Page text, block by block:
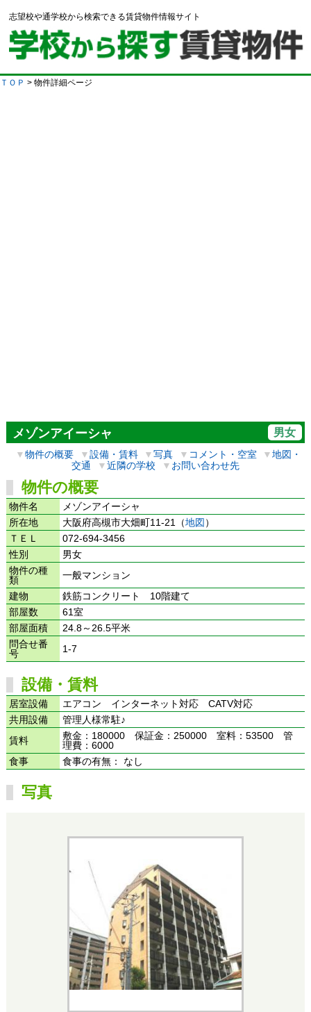
志望校や通学校から検索できる賃貸物件情報サイト
ＴＯＰ > 物件詳細ページ
メゾンアイーシャ 男女
▼物件の概要 ▼設備・賃料 ▼写真 ▼ コメント・空室 ▼地図・
交通
▼近隣の学校 ▼ お問い合わせ先
物件の概要
物件名
メゾンアイーシャ
所在地
大阪府高槻市大畑町11-21（地図 ）
ＴＥＬ
072-694-3456
性別
男女
物件の種
類
一般マンション
建物
鉄筋コンクリート 10階建て
部屋数
61室
部屋面積
24.8～26.5平米
問合せ番
号
1-7
設備・賃料
居室設備
エアコン インターネット対応 CATV対応
共用設備
管理人様常駐♪
賃料
敷金：180000 保証金：250000 室料：53500 管
理費：6000
食事
食事の有無： なし
写真